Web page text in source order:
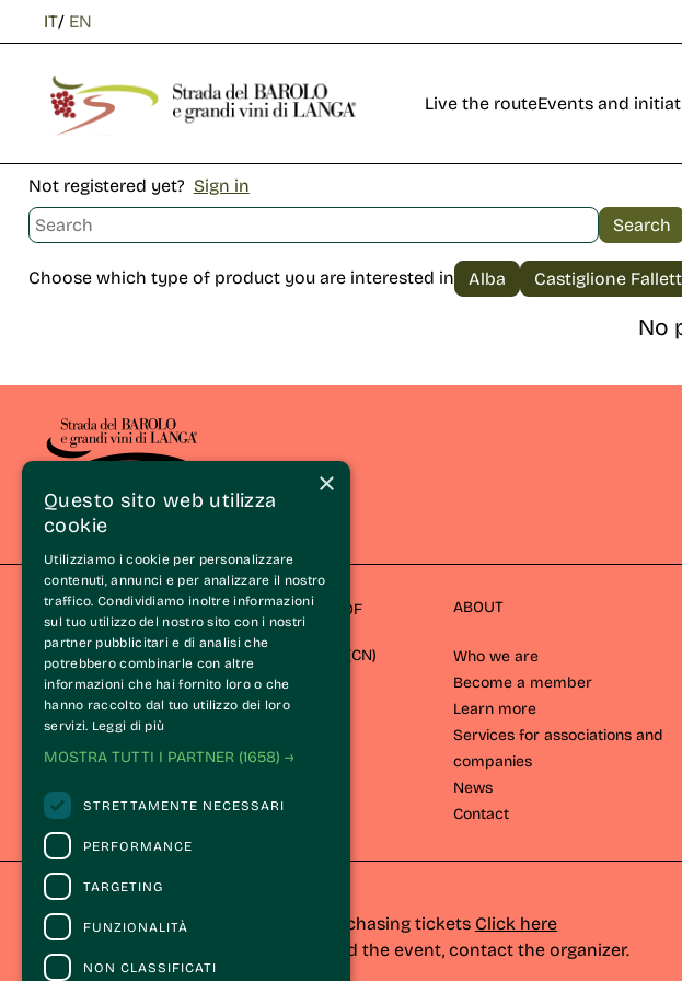
IT/ EN
Live the routeEvents and
Not registered yet? Sign in
Choose which type of product you are interested in
No
STRADA DEL BAROLO AND GREAT WINES OF
LANGA ASSOCIATION
Via Cavour 26/A 12060 Castiglione Falletto (CN)
ABOUT
Who we are
Become a member
Learn more
Services for associations and
companies
News
Contact
CONTACTS
For information and support in purchasing tickets Click here
For information on the program and the event, contact the organizer.
Accessibility statement
×
Questo sito web utilizza
cookie
Utilizziamo i cookie per personalizzare
contenuti, annunci e per analizzare il nostro
traffico. Condividiamo inoltre informazioni
sul tuo utilizzo del nostro sito con i nostri
partner pubblicitari e di analisi che
potrebbero combinarle con altre
informazioni che hai fornito loro o che
hanno raccolto dal tuo utilizzo dei loro
servizi. Leggi di più
MOSTRA TUTTI I PARTNER (1658) →
STRETTAMENTE NECESSARI
PERFORMANCE
TARGETING
FUNZIONALITÀ
NON CLASSIFICATI